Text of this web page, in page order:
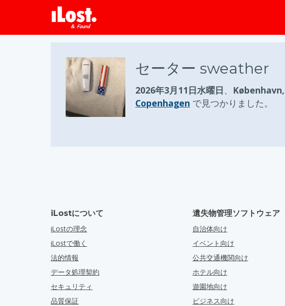
セーター sweather
2026年3月11日水曜日、
Copenhagen で見つかりました。
iLostについて
iLostの理念
iLostで働く
法的情報
データ処理契約
セキュリティ
品質保証
遺失物管理ソフトウェア
自治体向け
イベント向け
公共交通機関向け
ホテル向け
遊園地向け
ビジネス向け